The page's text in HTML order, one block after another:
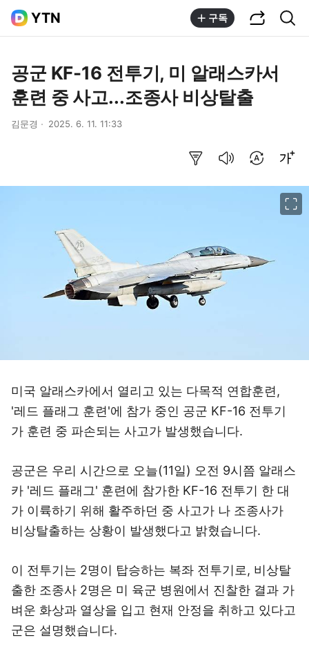
YTN 구독
공군 KF-16 전투기, 미 알래스카서
훈련 중 사고...조종사 비상탈출
김문경 2025. 6. 11. 11:33
미국 알래스카에서 열리고 있는 다목적 연합훈련,
'레드 플래그 훈련'에 참가 중인 공군 KF-16 전투기
가 훈련 중 파손되는 사고가 발생했습니다.
공군은 우리 시간으로 오늘(11일) 오전 9시쯤 알래스
카 '레드 플래그' 훈련에 참가한 KF-16 전투기 한 대
가 이륙하기 위해 활주하던 중 사고가 나 조종사가
비상탈출하는 상황이 발생했다고 밝혔습니다.
이 전투기는 2명이 탑승하는 복좌 전투기로, 비상탈
출한 조종사 2명은 미 육군 병원에서 진찰한 결과 가
벼운 화상과 열상을 입고 현재 안정을 취하고 있다고
군은 설명했습니다.